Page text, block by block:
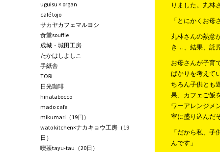
りました。丸林
「とにかくお
丸林さんの熱意
き…、結果、託
お母さんが子育
ばかりを考えて
ちろん子供とも
果、カフェご飯
ワーアレンジメ
室に盛り込んだ
「だから私、
んです」
uguisu × organ
café tojo
サカヤカフェマルヨシ
食堂souffle
成城・城田工房
たかはしよしこ
手紙舎
TORi
日光珈琲
hinatabocco
mado cafe
mikumari（19日）
wato kitchen×ナカキョウ工房（19
日）
喫茶tayu-tau（20日）